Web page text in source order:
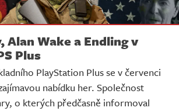
Alan Wake a Endling v
Plus
PlayStation Plus se v červenci
nabídku her. Společnost
o kterých předčasně informoval